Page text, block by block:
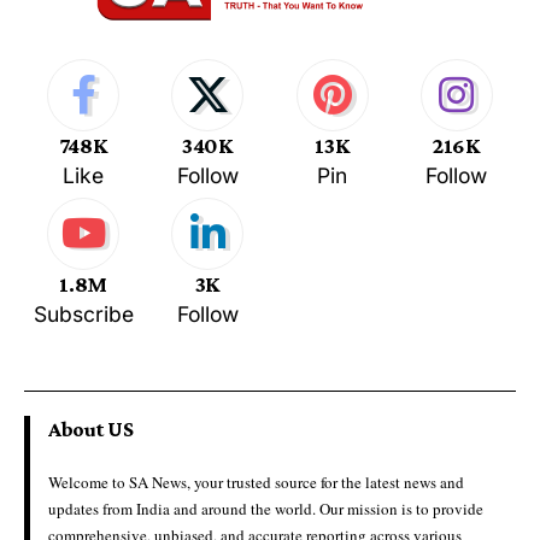
748K
Like
340K
Follow
13K
Pin
216K
Follow
1.8M
Subscribe
3K
Follow
About US
Welcome to SA News, your trusted source for the latest news and
updates from India and around the world. Our mission is to provide
comprehensive, unbiased, and accurate reporting across various